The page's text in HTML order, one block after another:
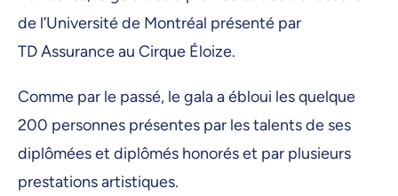
de l’Université de Montréal présenté par
TD Assurance au Cirque Éloize.
Comme par le passé, le gala a ébloui les quelque
200 personnes présentes par les talents de ses
diplômées et diplômés honorés et par plusieurs
prestations artistiques.